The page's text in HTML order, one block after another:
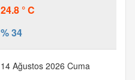
24.8 ° C
% 34
14 Ağustos 2026 Cuma